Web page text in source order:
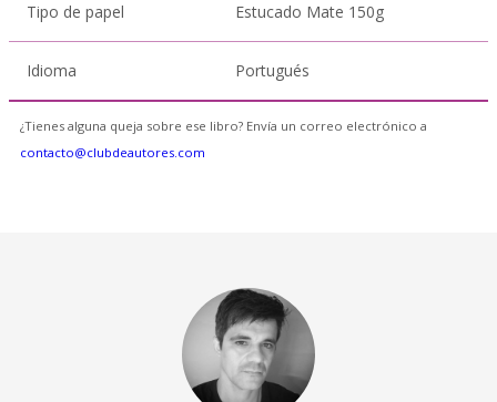
Tipo de papel Estucado Mate 150g
Idioma Portugués
¿Tienes alguna queja sobre ese libro? Envía un correo electrónico a
contacto@clubdeautores.com